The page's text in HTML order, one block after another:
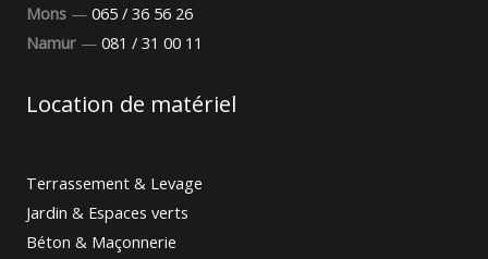
Mons — 065 / 36 56 26
Namur — 081 / 31 00 11
Location de matériel
Terrassement & Levage
Jardin & Espaces verts
Béton & Maçonnerie